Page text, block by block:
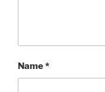
Name*